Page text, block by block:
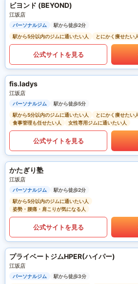
ビヨンド (BEYOND)
江坂店
パーソナルジム
駅から徒歩2分
駅から5分以内のジムに通いたい人
とにかく痩せたい
公式サイトを見る
fis.ladys
江坂店
パーソナルジム
駅から徒歩5分
駅から5分以内のジムに通いたい人
とにかく痩せたい
食事管理も任せたい人
女性専用ジムに通いたい人
公式サイトを見る
かたぎり塾
江坂店
パーソナルジム
駅から徒歩2分
駅から5分以内のジムに通いたい人
姿勢・腰痛・肩こりが気になる人
公式サイトを見る
プライベートジムHPER(ハイパー)
江坂店
パーソナルジム
駅から徒歩3分